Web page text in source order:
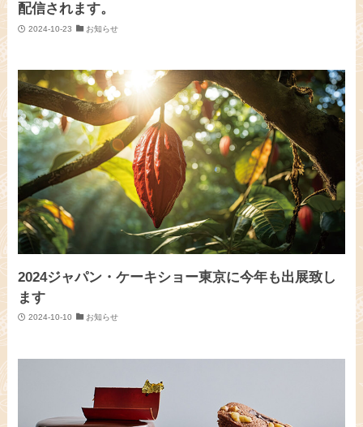
配信されます。
2024-10-23 お知らせ
2024ジャパン・ケーキショー東京に今年も出展致し
ます
2024-10-10 お知らせ